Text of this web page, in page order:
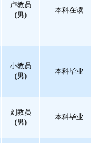
卢教员
(男)
本科在读
小教员
(男)
本科毕业
刘教员
(男)
本科毕业